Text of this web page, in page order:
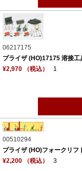
06217175
プライザ (HO)17175 溶接工
¥2,970 （税込）
1
00510294
プライザ (HO)フォークリ
¥2,200 （税込）
3